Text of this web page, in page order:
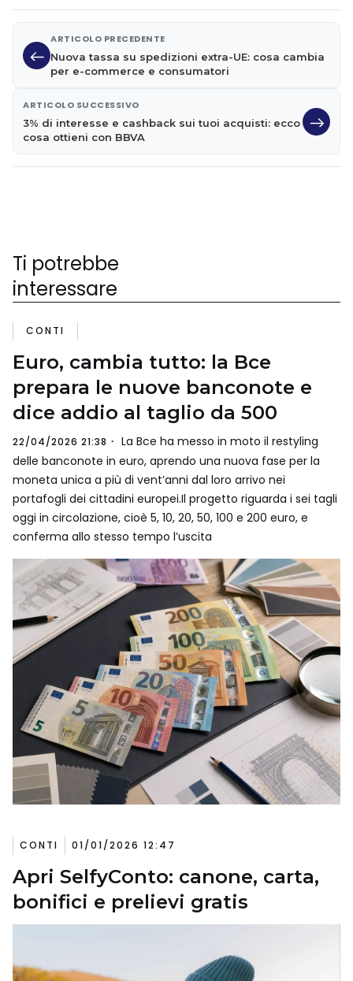
ARTICOLO PRECEDENTE
Nuova tassa su spedizioni extra-UE: cosa cambia
per e-commerce e consumatori
ARTICOLO SUCCESSIVO
3% di interesse e cashback sui tuoi acquisti: ecco
cosa ottieni con BBVA
Ti potrebbe
interessare
CONTI
Euro, cambia tutto: la Bce
prepara le nuove banconote e
dice addio al taglio da 500
22/04/2026 21:38
La Bce ha messo in moto il restyling
delle banconote in euro, aprendo una nuova fase per la
moneta unica a più di vent’anni dal loro arrivo nei
portafogli dei cittadini europei.Il progetto riguarda i sei tagli
oggi in circolazione, cioè 5, 10, 20, 50, 100 e 200 euro, e
conferma allo stesso tempo l’uscita
CONTI 01/01/2026 12:47
Apri SelfyConto: canone, carta,
bonifici e prelievi gratis